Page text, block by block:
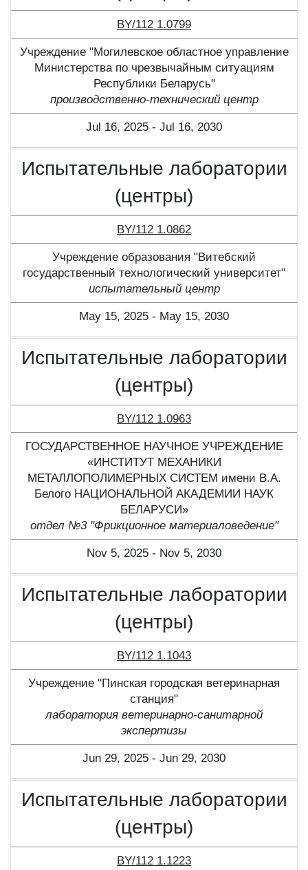
BY/112 1.0799
Учреждение "Могилевское областное управление
Министерства по чрезвычайным ситуациям
Республики Беларусь"
производственно-технический центр
Jul 16, 2025 - Jul 16, 2030
Испытательные лаборатории
(центры)
BY/112 1.0862
Учреждение образования "Витебский
государственный технологический университет"
испытательный центр
May 15, 2025 - May 15, 2030
Испытательные лаборатории
(центры)
BY/112 1.0963
ГОСУДАРСТВЕННОЕ НАУЧНОЕ УЧРЕЖДЕНИЕ
«ИНСТИТУТ МЕХАНИКИ
МЕТАЛЛОПОЛИМЕРНЫХ СИСТЕМ имени В.А.
Белого НАЦИОНАЛЬНОЙ АКАДЕМИИ НАУК
БЕЛАРУСИ»
отдел №3 "Фрикционное материаловедение"
Nov 5, 2025 - Nov 5, 2030
Испытательные лаборатории
(центры)
BY/112 1.1043
Учреждение "Пинская городская ветеринарная
станция"
лаборатория ветеринарно-санитарной
экспертизы
Jun 29, 2025 - Jun 29, 2030
Испытательные лаборатории
(центры)
BY/112 1.1223